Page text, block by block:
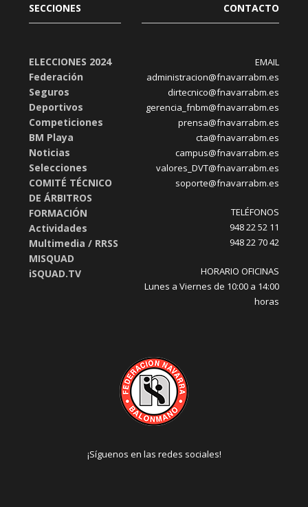
SECCIONES
ELECCIONES 2024
Federación
Seguros
Deportivos
Competiciones
BM Playa
Noticias
Selecciones
COMITÉ TÉCNICO
DE ÁRBITROS
FORMACIÓN
Actividades
Multimedia / RRSS
MISQUAD
iSQUAD.TV
CONTACTO
EMAIL
administracion@fnavarrabm.es
dirtecnico@fnavarrabm.es
gerencia_fnbm@fnavarrabm.es
prensa@fnavarrabm.es
cta@fnavarrabm.es
campus@fnavarrabm.es
valores_DVT@fnavarrabm.es
soporte@fnavarrabm.es
TELÉFONOS
948 22 52 11
948 22 70 42
HORARIO OFICINAS
Lunes a Viernes de 10:00 a 14:00
horas
¡Síguenos en las redes sociales!